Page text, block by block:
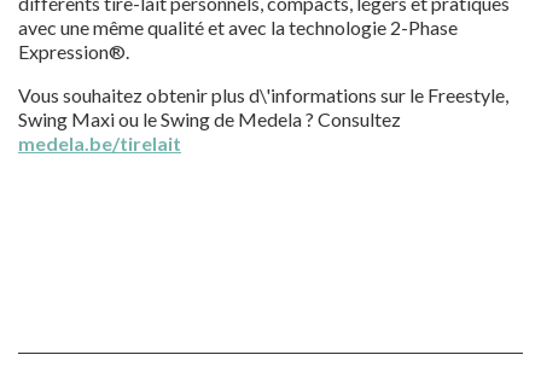
avec une même qualité et avec la technologie 2-Phase
Expression®.
Vous souhaitez obtenir plus d\'informations sur le Freestyle,
Swing Maxi ou le Swing de Medela ? Consultez
medela.be/tirelait